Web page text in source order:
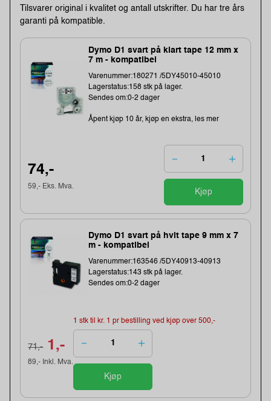
Tilsvarer original i kvalitet og antall utskrifter. Du har tre års
garanti på kompatible.
Dymo D1 svart på klart tape 12 mm x
7 m - kompatibel
Varenummer:180271 /5DY45010-45010
Lagerstatus:158 stk på lager.
Sendes om:0-2 dager
Åpent kjøp 10 år, kjøp en ekstra, les mer
74,-
59,- Eks. Mva.
Kjøp
Dymo D1 svart på hvit tape 9 mm x 7
m - kompatibel
Varenummer:163546 /5DY40913-40913
Lagerstatus:143 stk på lager.
Sendes om:0-2 dager
71,- 1,-
89,- Inkl. Mva.
1 stk til kr. 1 pr bestilling ved kjøp over 500,-
Kjøp